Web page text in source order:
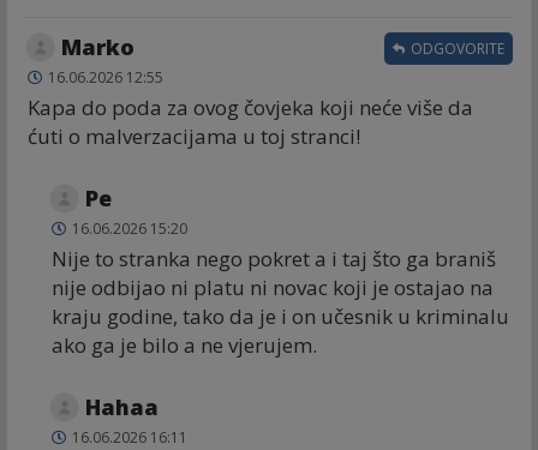
Marko
16.06.2026 12:55
Kapa do poda za ovog čovjeka koji neće više da
ćuti o malverzacijama u toj stranci!
ODGOVORITE
Ре
16.06.2026 15:20
Nije to stranka nego pokret a i taj što ga braniš
nije odbijao ni platu ni novac koji je ostajao na
kraju godine, tako da je i on učesnik u kriminalu
ako ga je bilo a ne vjerujem.
Hahaa
16.06.2026 16:11